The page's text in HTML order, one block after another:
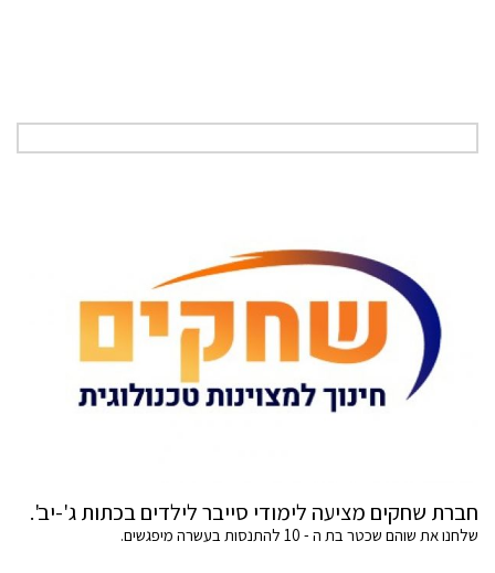
חברת שחקים מציעה לימודי סייבר לילדים בכתות ג'-יב'.
שלחנו את שוהם שכטר בת ה - 10 להתנסות בעשרה מיפגשים.